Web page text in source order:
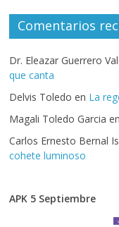
Comentarios
Dr. Eleazar Guerrero
que canta
Delvis Toledo en La
Magali Toledo Garcia en
Carlos Ernesto Bernal
cohete luminoso
APK 5 Septiembre